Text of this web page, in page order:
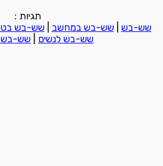
תגיות :
שש-בש |שש-בש במחשב |שש-בש
שש-בש לנשים
שש-בש